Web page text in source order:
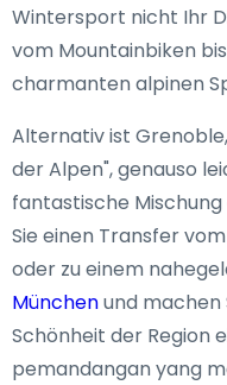
Wintersport nicht Ihr
vom Mountainbiken
charmanten alpinen
Alternativ ist
der Alpen", genauso
fantastische Mischung
Sie einen Transfer
oder zu einem
Münchenund machen
Schönheit der Region
pemandangan yang